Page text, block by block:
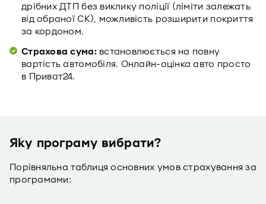
дрібних ДТП без виклику поліції (ліміти залежать
від обраної СК), можливість розширити покриття
за кордоном.
Страхова сума:встановлюється на повну
вартість автомобіля. Онлайн-оцінка авто просто
в Приват24.
Яку програму вибрати?
Порівняльна таблиця основних умов страхування за
програмами: